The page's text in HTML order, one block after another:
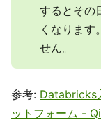
するとその
くなります
せん。
参考: Databricks
ットフォーム -